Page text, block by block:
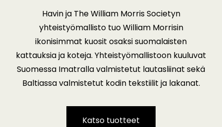
Havin ja The William Morris Societyn
yhteistyömallisto tuo William Morrisin
ikonisimmat kuosit osaksi suomalaisten
kattauksia ja koteja. Yhteistyömallistoon kuuluvat
Suomessa Imatralla valmistetut lautasliinat sekä
Baltiassa valmistetut kodin tekstiilit ja lakanat.
Katso tuotteet